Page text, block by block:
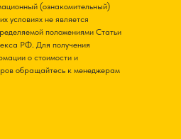
(ознакомительный)
условиях не является
положениями Статьи
РФ. Для получения
о стоимости и
обращайтесь к менеджерам